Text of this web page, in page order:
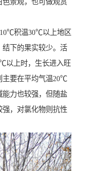
景观，也可做观赏
积温30℃以上地区
下的果实较少。活
以上时，生长进入旺
主要在平均气温20℃
能力也较强，但随盐
，对氯化物则抗性